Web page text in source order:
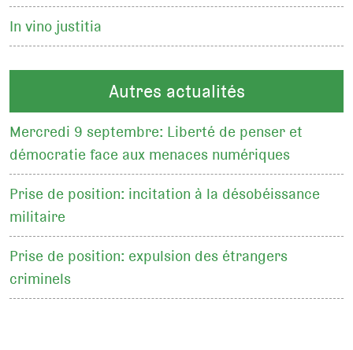
In vino justitia
Autres actualités
Mercredi 9 septembre: Liberté de penser et
démocratie face aux menaces numériques
Prise de position: incitation à la désobéissance
militaire
Prise de position: expulsion des étrangers
criminels